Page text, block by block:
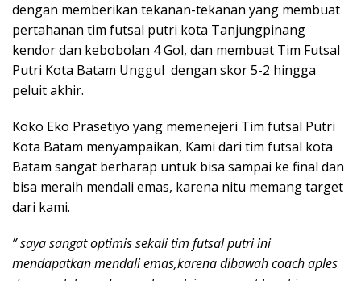
dengan memberikan tekanan-tekanan yang membuat
pertahanan tim futsal putri kota Tanjungpinang
kendor dan kebobolan 4 Gol, dan membuat Tim Futsal
Putri Kota Batam Unggul dengan skor 5-2 hingga
peluit akhir.
Koko Eko Prasetiyo yang memenejeri Tim futsal Putri
Kota Batam menyampaikan, Kami dari tim futsal kota
Batam sangat berharap untuk bisa sampai ke final dan
bisa meraih mendali emas, karena nitu memang target
dari kami.
” saya sangat optimis sekali tim futsal putri ini
mendapatkan mendali emas,karena dibawah coach aples